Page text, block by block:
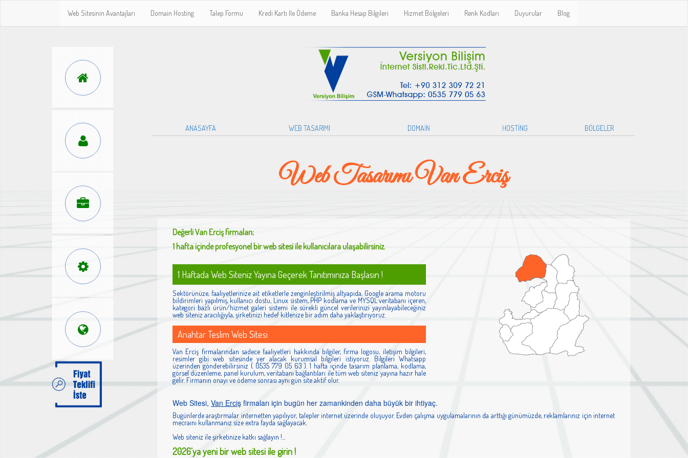
Web Sitesinin Avantajları Domain Hosting Talep Formu Kredi Kartı İle Ödeme Banka Hesap Bilgileri Hizmet Bölgeleri Renk Kodları Duyurular Blog
ANASAYFA WEB TASARIMI DOMAİN HOSTİNG BÖLGELER
Web Tasarımı Van Erciş
DeğerliVan Ercişfirmaları;
1 hafta içinde profesyonel bir web sitesi ile kullanıcılara ulaşabilirsiniz.
1 Haftada Web Siteniz Yayına Geçerek Tanıtımınıza Başlasın !
Sektörünüze, faaliyetlerinize ait etiketlerle zenginleştirilmiş altyapıda, Google arama motoru
bildirimleri yapılmış, kullanıcı dostu, Linux sistem, PHP kodlama ve MYSQL veritabanı içeren,
kategori bazlı ürün/hizmet galeri sistemi ile sürekli güncel verilerinizi yayınlayabileceğiniz
web siteniz aracılığıyla, şirketinizi hedef kitlenize bir adım daha yaklaştırıyoruz.
Anahtar Teslim Web Sitesi
Van Erciş firmalarından sadece faaliyetleri hakkında bilgiler, firma logosu, iletişim bilgileri,
resimler gibi web sitesinde yer alacak kurumsal bilgileri istiyoruz. Bilgileri Whatsapp
üzerinden gönderebilirsiniz ( 0535 779 05 63 ). 1 hafta içinde tasarım planlama, kodlama,
görsel düzenleme, panel kurulum, veritabanı bağlantıları ile tüm web siteniz yayına hazır hale
gelir. Firmanın onayı ve ödeme sonrası aynı gün site aktif olur.
Web Sitesi,Van Ercişfirmaları için bugün her zamankinden daha büyük bir ihtiyaç.
Bugünlerde araştırmalar internetten yapılıyor, talepler internet üzerinde oluşuyor. Evden çalışma uygulamalarının da arttığı günümüzde, reklamlarınız için internet
mecraını kullanmanız size extra fayda sağlayacak.
Web siteniz ile şirketinize katkı sağlayın !...
2026'ya yeni bir web sitesi ile girin !